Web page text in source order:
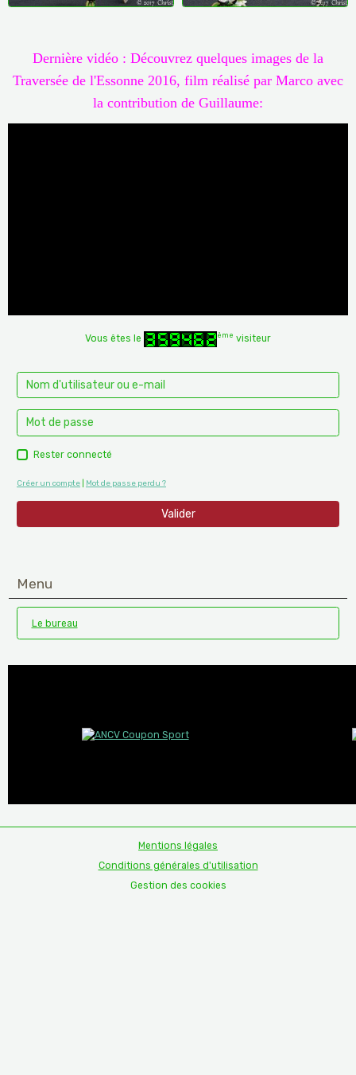
Dernière vidéo : Découvrez quelques images de la
Traversée de l'Essonne 2016, film réalisé par Marco avec
la contribution de Guillaume:
Vous êtes le ème visiteur
Rester connecté
Créer un compte Mot de passe perdu ?
Valider
Menu
Le bureau
Mentions légales
Conditions générales d'utilisation
Gestion des cookies